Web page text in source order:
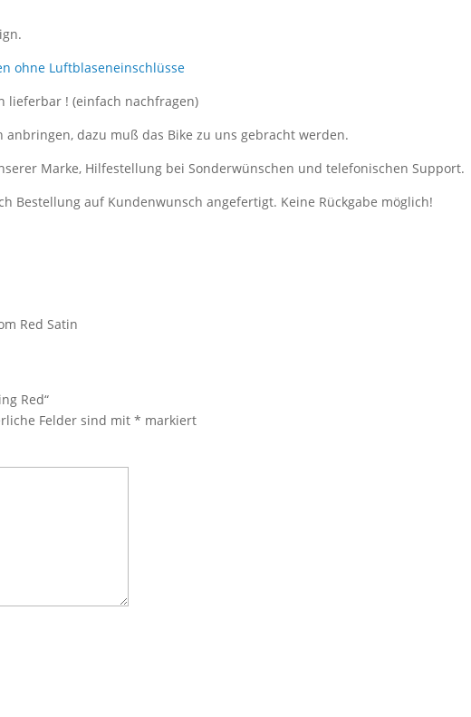
ohne Luftblaseneinschlüsse
lieferbar ! (einfach nachfragen)
dazu muß das Bike zu uns gebracht werden.
Marke, Hilfestellung bei Sonderwünschen und telefonischen Support.
Bestellung auf Kundenwunsch angefertigt. Keine Rückgabe möglich!
Red Satin
Red“
Felder sind mit * markiert